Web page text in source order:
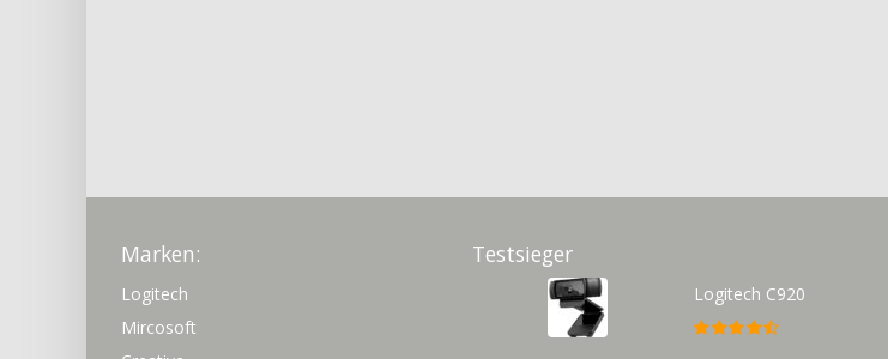
Marken:
Logitech
Mircosoft
Testsieger
Logitech C920